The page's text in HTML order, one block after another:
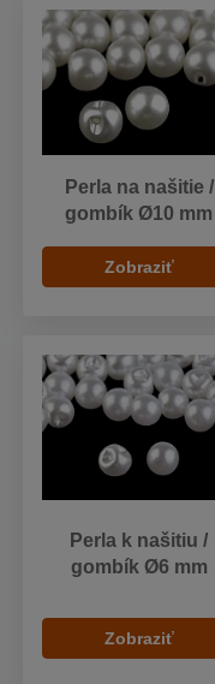
Perla na našitie /
gombík Ø10 mm
Zobraziť
Perla k našitiu /
gombík Ø6 mm
Zobraziť